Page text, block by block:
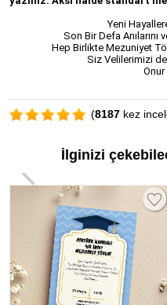
Yeni
Son Bir Defa Anılarını
Hep Birlikte Mezuniyet
Siz Velilerimizi
Onur
(8187 kez
İlginizi